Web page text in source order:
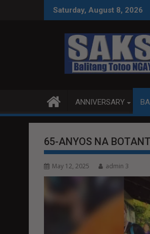
Saturday, August 8, 2026
WPS O MAGBITIW
NA SUSPENDIHIN
ANNIVERSARY
65-ANYOS NA
May 12, 2025 admin 3